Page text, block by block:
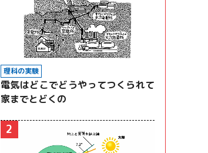
理科の実験
電気はどこでどうやってつくられて
家までとどくの
2